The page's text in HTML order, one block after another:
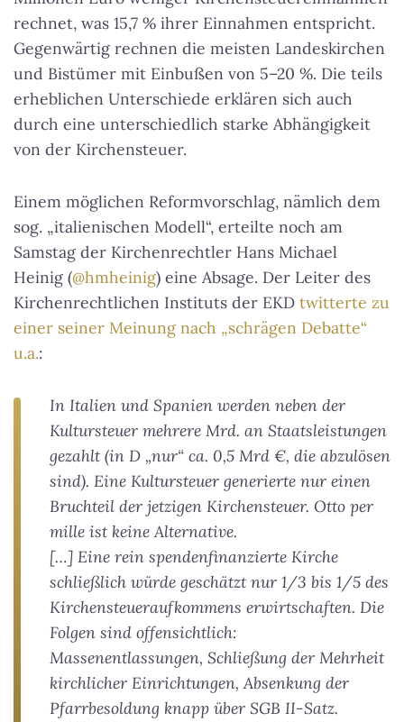
rechnet, was 15,7 % ihrer Einnahmen entspricht.
Gegenwärtig rechnen die meisten Landeskirchen
und Bistümer mit Einbußen von 5–20 %. Die teils
erheblichen Unterschiede erklären sich auch
durch eine unterschiedlich starke Abhängigkeit
von der Kirchensteuer.
Einem möglichen Reformvorschlag, nämlich dem
sog. „italienischen Modell“, erteilte noch am
Samstag der Kirchenrechtler Hans Michael
Heinig (@hmheinig) eine Absage. Der Leiter des
Kirchenrechtlichen Instituts der EKD twitterte zu
einer seiner Meinung nach „schrägen Debatte“
u.a.:
In Italien und Spanien werden neben der
Kultursteuer mehrere Mrd. an Staatsleistungen
gezahlt (in D „nur“ ca. 0,5 Mrd €, die abzulösen
sind). Eine Kultursteuer generierte nur einen
Bruchteil der jetzigen Kirchensteuer. Otto per
mille ist keine Alternative.
[…] Eine rein spendenfinanzierte Kirche
schließlich würde geschätzt nur 1/3 bis 1/5 des
Kirchensteueraufkommens erwirtschaften. Die
Folgen sind offensichtlich:
Massenentlassungen, Schließung der Mehrheit
kirchlicher Einrichtungen, Absenkung der
Pfarrbesoldung knapp über SGB II-Satz.